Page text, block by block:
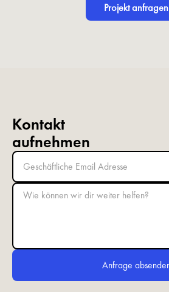
Projekt anfragen
Kontakt
aufnehmen